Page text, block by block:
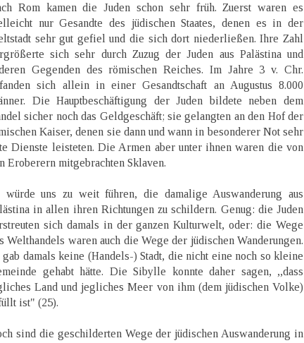
Rom kamen die Juden schon sehr früh. Zuerst waren es
nur Gesandte des jüdischen Staates, denen es in der
sehr gut gefiel und die sich dort niederließen. Ihre Zahl
sich sehr durch Zuzug der Juden aus Palästina und
Gegenden des römischen Reiches. Im Jahre 3 v. Chr.
sich allein in einer Gesandtschaft an Augustus 8.000
Die Hauptbeschäftigung der Juden bildete neben dem
sicher noch das Geldgeschäft; sie gelangten an den Hof der
Kaiser, denen sie dann und wann in besonderer Not sehr
Dienste leisteten. Die Armen aber unter ihnen waren die von
Eroberern mitgebrachten Sklaven.
würde uns zu weit führen, die damalige Auswanderung aus
in allen ihren Richtungen zu schildern. Genug: die Juden
sich damals in der ganzen Kulturwelt, oder: die Wege
Welthandels waren auch die Wege der jüdischen Wanderungen.
gab damals keine (Handels-) Stadt, die nicht eine noch so kleine
gehabt hätte. Die Sibylle konnte daher sagen, ,,dass
Land und jegliches Meer von ihm (dem jüdischen Volke)
ist" (25).
sind die geschilderten Wege der jüdischen Auswanderung in